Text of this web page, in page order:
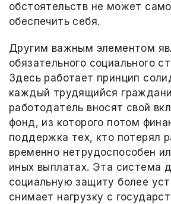
обстоятельств не может
обеспечить себя.
Другим важным элементом
обязательного социального
Здесь работает принцип
каждый трудящийся
работодатель вносят свой
фонд, из которого потом
поддержка тех, кто потерял
временно нетрудоспособен
иных выплатах. Эта система
социальную защиту более
снимает нагрузку с